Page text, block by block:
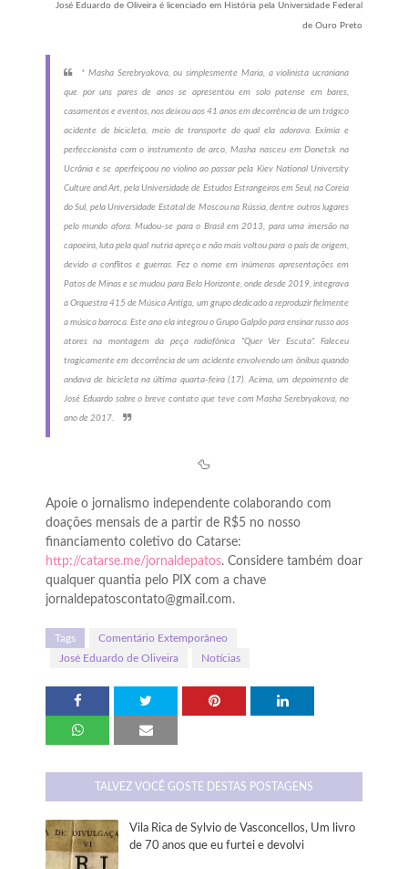
José Eduardo de Oliveira é licenciado em História pela Universidade Federal
de Ouro Preto
* Masha Serebryakova, ou simplesmente Maria, a violinista ucraniana
que por uns pares de anos se apresentou em solo patense em bares,
casamentos e eventos, nos deixou aos 41 anos em decorrência de um trágico
acidente de bicicleta, meio de transporte do qual ela adorava. Exímia e
perfeccionista com o instrumento de arco, Masha nasceu em Donetsk na
Ucrânia e se aperfeiçoou no violino ao passar pela Kiev National University
Culture and Art, pela Universidade de Estudos Estrangeiros em Seul, na Coreia
do Sul, pela Universidade Estatal de Moscou na Rússia, dentre outros lugares
pelo mundo afora. Mudou-se para o Brasil em 2013, para uma imersão na
capoeira, luta pela qual nutria apreço e não mais voltou para o país de origem,
devido a conflitos e guerras. Fez o nome em inúmeras apresentações em
Patos de Minas e se mudou para Belo Horizonte, onde desde 2019, integrava
a Orquestra 415 de Música Antiga, um grupo dedicado a reproduzir fielmente
a música barroca. Este ano ela integrou o Grupo Galpão para ensinar russo aos
atores na montagem da peça radiofônica "Quer Ver Escuta". Faleceu
tragicamente em decorrência de um acidente envolvendo um ônibus quando
andava de bicicleta na última quarta-feira (17). Acima, um depoimento de
José Eduardo sobre o breve contato que teve com Masha Serebryakova, no
ano de 2017.
🦆
Apoie o jornalismo independente colaborando com
doações mensais de a partir de R$5 no nosso
financiamento coletivo do Catarse:
http://catarse.me/jornaldepatos. Considere também doar
qualquer quantia pelo PIX com a chave
jornaldepatoscontato@gmail.com.
Tags
Comentário Extemporâneo
José Eduardo de Oliveira
Notícias
TALVEZ VOCÊ GOSTE DESTAS POSTAGENS
Vila Rica de Sylvio de Vasconcellos, Um livro
de 70 anos que eu furtei e devolvi